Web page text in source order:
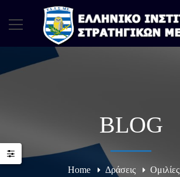
BLOG
Home Δράσεις
Ομιλίες